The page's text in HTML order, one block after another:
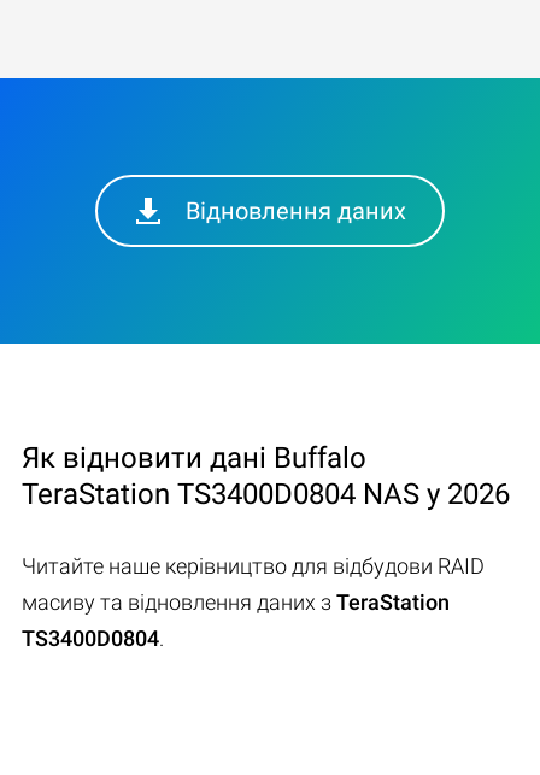
Відновлення даних
Як відновити дані Buffalo
TeraStation TS3400D0804 NAS у 2026
Читайте наше керівництво для відбудови RAID
масиву та відновлення даних зTeraStation
TS3400D0804.